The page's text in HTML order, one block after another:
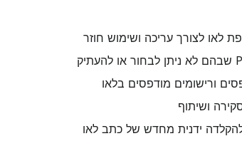
לאו לצורך עריכה ושימוש חוזר
ורישומים מודפסים בלאו
ושיתוף
ידנית מחדש של כתב לאו